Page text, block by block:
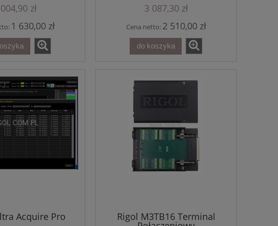
zł
1 630,00 zł
3 087,30 zł
Cena netto: 2 510,00 zł
do koszyka
Acquire Pro Rigol M3TB16 Terminal